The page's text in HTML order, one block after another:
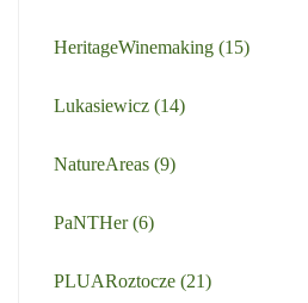
HeritageWinemaking (15)
Lukasiewicz (14)
NatureAreas (9)
PaNTHer(6)
PLUARoztocze (21)